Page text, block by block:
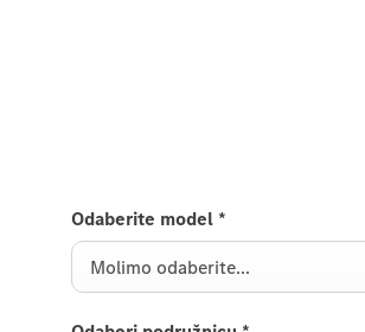
Odaberite model *
Molimo odaberite...